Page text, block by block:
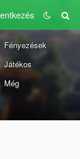
Fényezések
Játékos
Még